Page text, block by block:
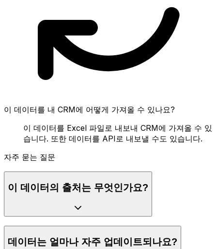
이 데이터를 내 CRM에 어떻게 가져올 수 있나요?
이 데이터를 Excel 파일로 내보내 CRM에 가져올 수 있
습니다. 또한 데이터를 API로 내보낼 수도 있습니다.
자주 묻는 질문
이 데이터의 출처는 무엇인가요?
데이터는 얼마나 자주 업데이트되나요?